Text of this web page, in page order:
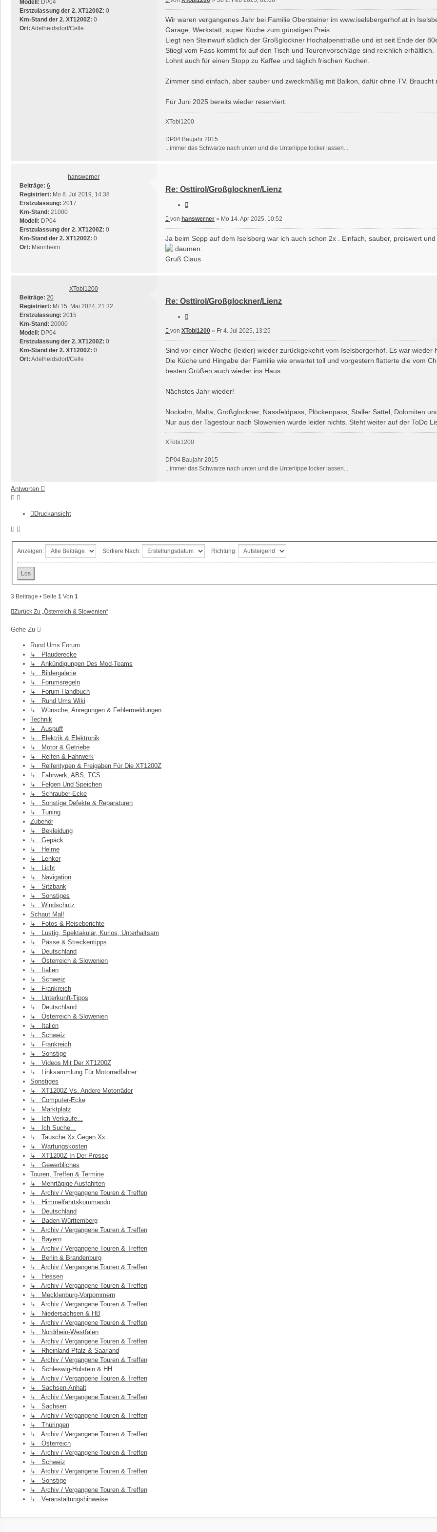
Modell: DP04
Erstzulassung der 2. XT1200Z: 0
Km-Stand der 2. XT1200Z: 0
Ort: Adelheidsdorf/Celle
Wir waren vergangenes Jahr bei Familie Obersteiner im www.iselsbergerhof.at in
Garage, Werkstatt, super Küche zum günstigen Preis.
Liegt nen Steinwurf südlich der Großglockner Hochalpenstraße und ist seit Ende der
Stiegl vom Fass kommt fix auf den Tisch und Tourenvorschläge sind reichlich erhältlich.
Lohnt auch für einen Stopp zu Kaffee und täglich frischen Kuchen.
Zimmer sind einfach, aber sauber und zweckmäßig mit Balkon, dafür ohne TV. Braucht
Für Juni 2025 bereits wieder reserviert.
XTobi1200
DP04 Baujahr 2015
...immer das Schwarze nach unten und die Unterlippe locker lassen...
hanswerner
Beiträge: 6
Registriert: Mo 8. Jul 2019, 14:38
Erstzulassung: 2017
Km-Stand: 21000
Modell: DP04
Erstzulassung der 2. XT1200Z: 0
Km-Stand der 2. XT1200Z: 0
Ort: Mannheim
Re: Osttirol/Großglockner/Lienz
Beitrag
von hanswerner » Mo 14. Apr 2025, 10:52
Ja beim Sepp auf dem Iselsberg war ich auch schon 2x . Einfach, sauber, preiswert
Gruß Claus
XTobi1200
Beiträge: 20
Registriert: Mi 15. Mai 2024, 21:32
Erstzulassung: 2015
Km-Stand: 20000
Modell: DP04
Erstzulassung der 2. XT1200Z: 0
Km-Stand der 2. XT1200Z: 0
Ort: Adelheidsdorf/Celle
Re: Osttirol/Großglockner/Lienz
Beitrag
von XTobi1200 » Fr 4. Jul 2025, 13:25
Sind vor einer Woche (leider) wieder zurückgekehrt vom Iselsbergerhof. Es war wieder
Die Küche und Hingabe der Familie wie erwartet toll und vorgestern flatterte die vom
besten Grüßen auch wieder ins Haus.
Nächstes Jahr wieder!
Nockalm, Malta, Großglockner, Nassfeldpass, Plöckenpass, Staller Sattel, Dolomiten
Nur aus der Tagestour nach Slowenien wurde leider nichts. Steht weiter auf der ToDo
XTobi1200
DP04 Baujahr 2015
...immer das Schwarze nach unten und die Unterlippe locker lassen...
Antworten
Druckansicht
Anzeigen: Sortiere Nach: Richtung:
3 Beiträge • Seite 1 Von 1
Zurück Zu „Österreich & Slowenien“
Gehe Zu
Rund Ums Forum
↳ Plauderecke
↳ Ankündigungen Des Mod-Teams
↳ Bildergalerie
↳ Forumsregeln
↳ Forum-Handbuch
↳ Rund Ums Wiki
↳ Wünsche, Anregungen & Fehlermeldungen
Technik
↳ Auspuff
↳ Elektrik & Elektronik
↳ Motor & Getriebe
↳ Reifen & Fahrwerk
↳ Reifentypen & Freigaben Für Die XT1200Z
↳ Fahrwerk, ABS, TCS...
↳ Felgen Und Speichen
↳ Schrauber-Ecke
↳ Sonstige Defekte & Reparaturen
↳ Tuning
Zubehör
↳ Bekleidung
↳ Gepäck
↳ Helme
↳ Lenker
↳ Licht
↳ Navigation
↳ Sitzbank
↳ Sonstiges
↳ Windschutz
Schaut Mal!
↳ Fotos & Reiseberichte
↳ Lustig, Spektakulär, Kurios, Unterhaltsam
↳ Pässe & Streckentipps
↳ Deutschland
↳ Österreich & Slowenien
↳ Italien
↳ Schweiz
↳ Frankreich
↳ Unterkunft-Tipps
↳ Deutschland
↳ Österreich & Slowenien
↳ Italien
↳ Schweiz
↳ Frankreich
↳ Sonstige
↳ Videos Mit Der XT1200Z
↳ Linksammlung Für Motorradfahrer
Sonstiges
↳ XT1200Z Vs. Andere Motorräder
↳ Computer-Ecke
↳ Marktplatz
↳ Ich Verkaufe...
↳ Ich Suche...
↳ Tausche Xx Gegen Xx
↳ Wartungskosten
↳ XT1200Z In Der Presse
↳ Gewerbliches
Touren, Treffen & Termine
↳ Mehrtägige Ausfahrten
↳ Archiv / Vergangene Touren & Treffen
↳ Himmelfahrtskommando
↳ Deutschland
↳ Baden-Württemberg
↳ Archiv / Vergangene Touren & Treffen
↳ Bayern
↳ Archiv / Vergangene Touren & Treffen
↳ Berlin & Brandenburg
↳ Archiv / Vergangene Touren & Treffen
↳ Hessen
↳ Archiv / Vergangene Touren & Treffen
↳ Mecklenburg-Vorpommern
↳ Archiv / Vergangene Touren & Treffen
↳ Niedersachsen & HB
↳ Archiv / Vergangene Touren & Treffen
↳ Nordrhein-Westfalen
↳ Archiv / Vergangene Touren & Treffen
↳ Rheinland-Pfalz & Saarland
↳ Archiv / Vergangene Touren & Treffen
↳ Schleswig-Holstein & HH
↳ Archiv / Vergangene Touren & Treffen
↳ Sachsen-Anhalt
↳ Archiv / Vergangene Touren & Treffen
↳ Sachsen
↳ Archiv / Vergangene Touren & Treffen
↳ Thüringen
↳ Archiv / Vergangene Touren & Treffen
↳ Österreich
↳ Archiv / Vergangene Touren & Treffen
↳ Schweiz
↳ Archiv / Vergangene Touren & Treffen
↳ Sonstige
↳ Archiv / Vergangene Touren & Treffen
↳ Veranstaltungshinweise